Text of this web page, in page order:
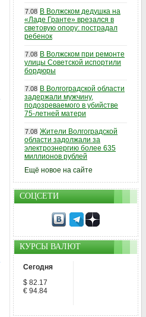
7.08 В Волжском дедушка на
«Ладе Гранте» врезался в
световую опору: пострадал
ребенок
7.08 В Волжском при ремонте
улицы Советской испортили
бордюры
7.08 В Волгоградской области
задержали мужчину,
подозреваемого в убийстве
75-летней матери
7.08 Жители Волгоградской
области задолжали за
электроэнергию более 635
миллионов рублей
Ещё новое на сайте
СОЦСЕТИ
КУРСЫ ВАЛЮТ
Сегодня
$ 82.17
€ 94.84